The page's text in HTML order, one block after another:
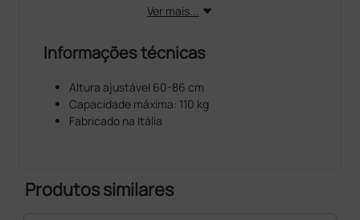
Ver mais...
Informações técnicas
Altura ajustável 60-86 cm
Capacidade máxima: 110 kg
Fabricado na Itália
Produtos similares